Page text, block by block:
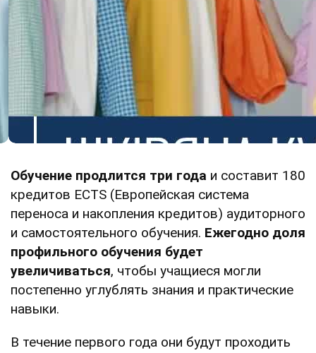
Обучение продлится три года и составит 180
кредитов ECTS (Европейская система
переноса и накопления кредитов) аудиторного
и самостоятельного обучения. Ежегодно доля
профильного обучения будет
увеличиваться, чтобы учащиеся могли
постепенно углублять знания и практические
навыки.
В течение первого года они будут проходить